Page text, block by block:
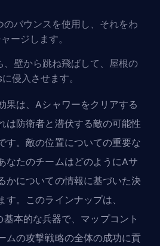
バウンスを使用し、それをわ
ージします。
壁から跳ね飛ばして、屋根の
侵入させます。
果は、Aシャワーをクリアする
は防衛者と潜伏する敵の可能性
す。敵の位置についての重要な
なたのチームはどのようにAサ
かについての情報に基づいた決
。このラインナップは、
本的な兵器で、マップコント
ムの攻撃戦略の全体の成功に貢